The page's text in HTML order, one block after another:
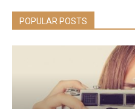
POPULAR POSTS